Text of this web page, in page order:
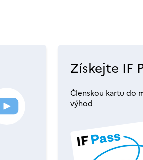
Získejte IF
Členskou kartu do
výhod